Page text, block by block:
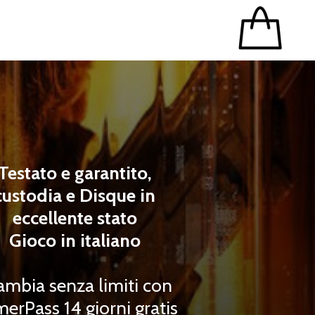
e garantito,
e Disque in
eccellente stato
Gioco in italiano
senza limiti con
14 giorni gratis